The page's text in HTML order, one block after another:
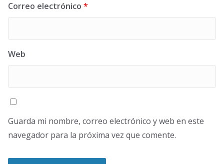
Correo electrónico *
Web
Guarda mi nombre, correo electrónico y web en este
navegador para la próxima vez que comente.